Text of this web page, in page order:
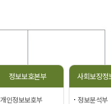
정보보호본부
개인정보보호부
사회보장정
정보분석부